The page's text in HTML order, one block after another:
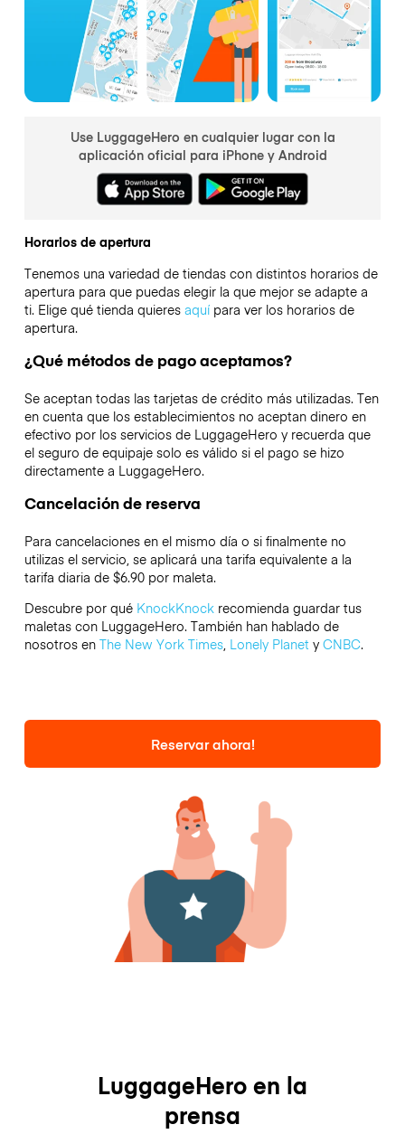
Use LuggageHero en cualquier lugar con la
aplicación oficial para iPhone y Android
Horarios de apertura
Tenemos una variedad de tiendas con distintos horarios de
apertura para que puedas elegir la que mejor se adapte a
ti. Elige qué tienda quieres aquípara ver los horarios de
apertura.
¿Qué métodos de pago aceptamos?
Se aceptan todas las tarjetas de crédito más utilizadas. Ten
en cuenta que los establecimientos no aceptan dinero en
efectivo por los servicios de LuggageHero y recuerda que
el seguro de equipaje solo es válido si el pago se hizo
directamente a LuggageHero.
Cancelación de reserva
Para cancelaciones en el mismo día o si finalmente no
utilizas el servicio, se aplicará una tarifa equivalente a la
tarifa diaria de $6.90 por maleta.
Descubre por qué KnockKnockrecomienda guardar tus
maletas con LuggageHero. También han hablado de
nosotros en The New York Times, Lonely Planety CNBC.
Reservar ahora!
LuggageHero en la
prensa